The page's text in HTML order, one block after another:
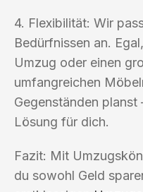
4. Flexibilität: Wir
Bedürfnissen an.
Umzug oder einen
umfangreichen
Gegenständen
Lösung für dich.
Fazit: Mit
du sowohl Geld